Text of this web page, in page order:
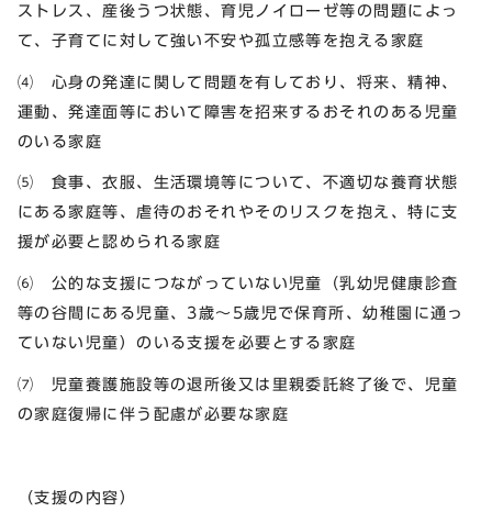
ストレス、産後うつ状態、育児ノイローゼ等の問題によっ
て、子育てに対して強い不安や孤立感等を抱える家庭
⑷ 心身の発達に関して問題を有しており、将来、精神、
運動、発達面等において障害を招来するおそれのある児童
のいる家庭
⑸ 食事、衣服、生活環境等について、不適切な養育状態
にある家庭等、虐待のおそれやそのリスクを抱え、特に支
援が必要と認められる家庭
⑹ 公的な支援につながっていない児童（乳幼児健康診査
等の谷間にある児童、3歳～5歳児で保育所、幼稚園に通っ
ていない児童）のいる支援を必要とする家庭
⑺ 児童養護施設等の退所後又は里親委託終了後で、児童
の家庭復帰に伴う配慮が必要な家庭
（支援の内容）